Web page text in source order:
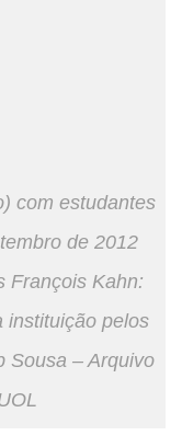
com estudantes
de 2012
François Kahn:
instituição pelos
Sousa – Arquivo